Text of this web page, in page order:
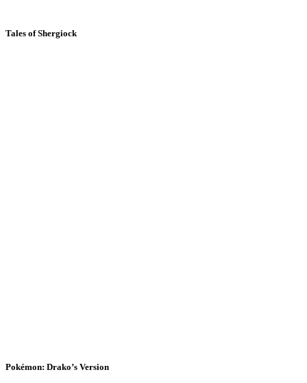
Tales of Shergiock
Pokémon: Drako’s Version